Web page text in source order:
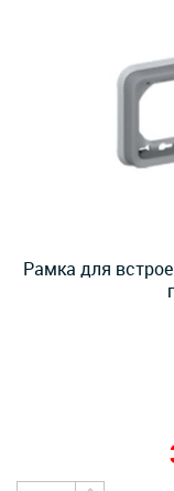
Рамка для